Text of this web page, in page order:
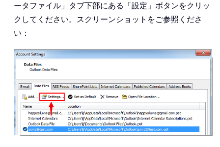
ータファイル」タブ下部にある「設定」ボタンをクリッ
クしてください。スクリーンショットをご参照くださ
い：